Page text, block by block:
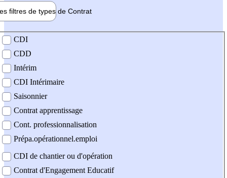
filtres de types de Contrat
contrat
CDI
CDD
Intérim
CDI Intérimaire
Saisonnier
Contrat apprentissage
Cont. professionnalisation
Prépa.opérationnel.emploi
CDI de chantier ou d'opération
Contrat d'Engagement Educatif